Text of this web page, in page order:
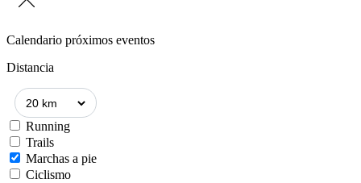
Calendario próximos eventos
Distancia
Running
Trails
Marchas a pie
Ciclismo